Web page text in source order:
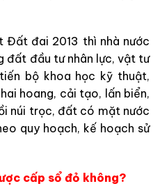
Đất đai 2013 thì nhà nước
đất đầu tư nhân lực, vật tư
bộ khoa học kỹ thuật,
hoang, cải tạo, lấn biển,
núi trọc, đất có mặt nước
quy hoạch, kế hoạch sử
cấp sổ đỏ không?